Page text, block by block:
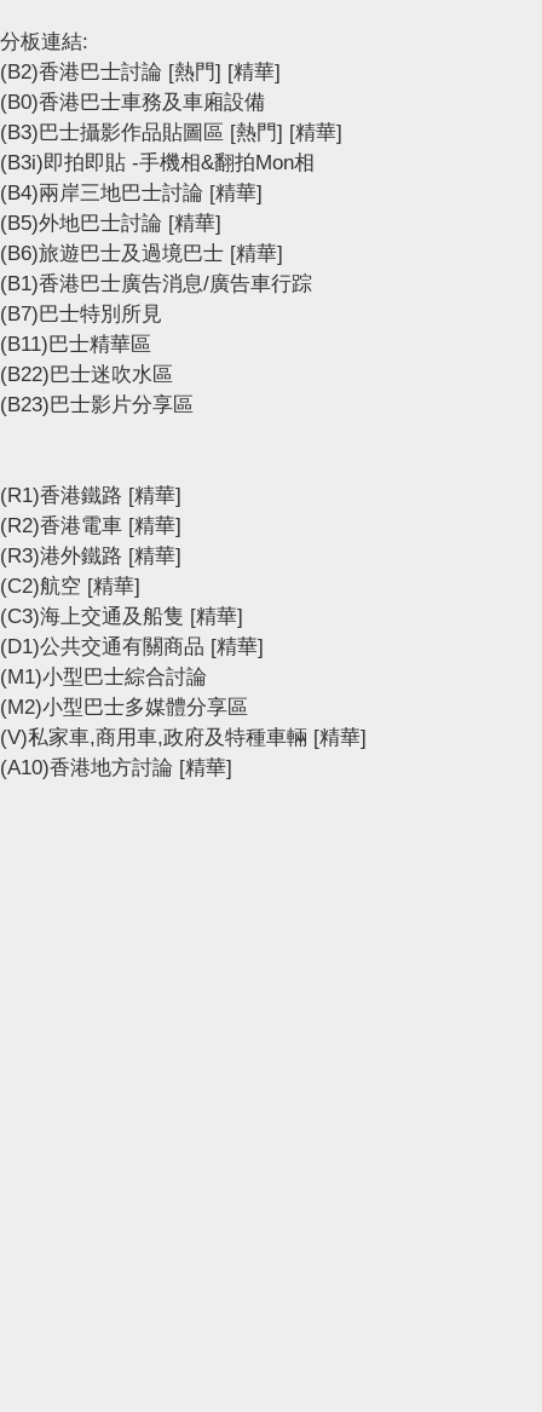
分板連結:
(B2)香港巴士討論 [熱門] [精華]
(B0)香港巴士車務及車廂設備
(B3)巴士攝影作品貼圖區 [熱門] [精華]
(B3i)即拍即貼 -手機相&翻拍Mon相
(B4)兩岸三地巴士討論 [精華]
(B5)外地巴士討論 [精華]
(B6)旅遊巴士及過境巴士 [精華]
(B1)香港巴士廣告消息/廣告車行踪
(B7)巴士特別所見
(B11)巴士精華區
(B22)巴士迷吹水區
(B23)巴士影片分享區
(R1)香港鐵路 [精華]
(R2)香港電車 [精華]
(R3)港外鐵路 [精華]
(C2)航空 [精華]
(C3)海上交通及船隻 [精華]
(D1)公共交通有關商品 [精華]
(M1)小型巴士綜合討論
(M2)小型巴士多媒體分享區
(V)私家車,商用車,政府及特種車輛 [精華]
(A10)香港地方討論 [精華]